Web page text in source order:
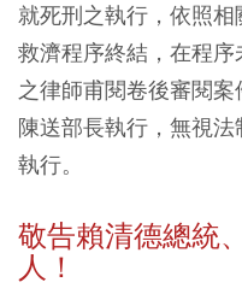
就死刑之執行，依照
救濟程序終結，在程
之律師甫閱卷後審閱
陳送部長執行，無視
執行。
敬告賴清德總統
人！